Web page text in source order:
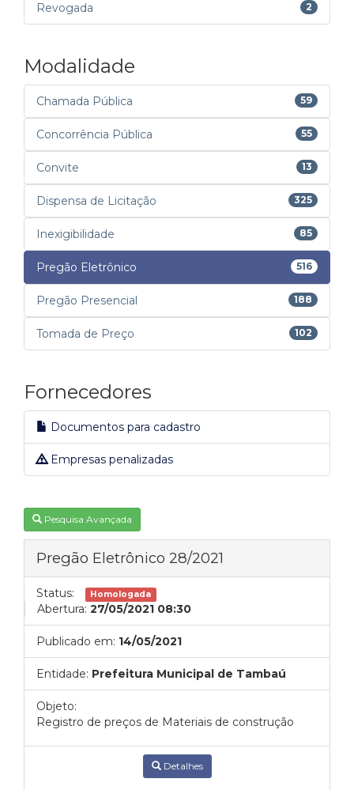
Revogada 2
Modalidade
Chamada Pública 59
Concorrência Pública 55
Convite 13
Dispensa de Licitação 325
Inexigibilidade 85
Pregão Eletrônico 516
Pregão Presencial 188
Tomada de Preço 102
Fornecedores
Documentos para cadastro
Empresas penalizadas
Pesquisa Avançada
Pregão Eletrônico 28/2021
Status: Homologada
Abertura: 27/05/2021 08:30
Publicado em: 14/05/2021
Entidade: Prefeitura Municipal de Tambaú
Objeto:
Registro de preços de Materiais de construção
Detalhes